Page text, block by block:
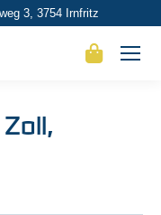
3, 3754 Irnfritz
Zoll,